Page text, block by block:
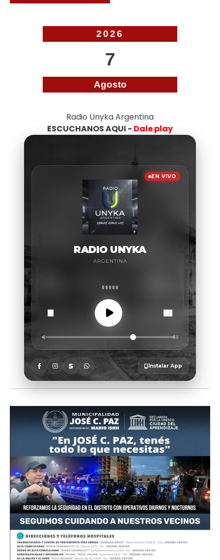
2026
7
Agosto
Radio Unyka Argentina
ESCUCHANOS AQUI - Dale play